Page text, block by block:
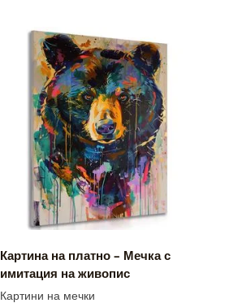
Картина на платно – Мечка с
имитация на живопис
Картини на мечки